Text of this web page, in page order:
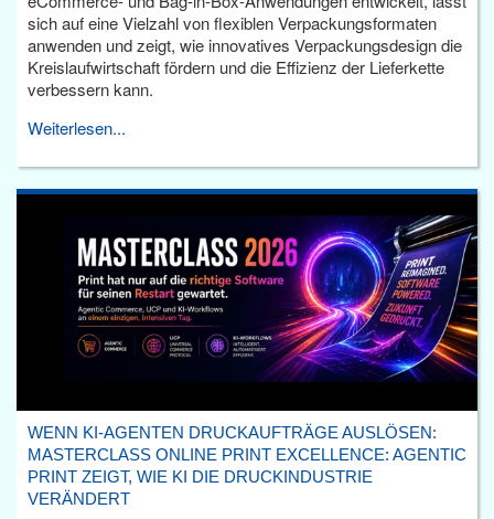
sich auf eine Vielzahl von flexiblen Verpackungsformaten
anwenden und zeigt, wie innovatives Verpackungsdesign die
Kreislaufwirtschaft fördern und die Effizienz der Lieferkette
verbessern kann.
Weiterlesen...
WENN KI-AGENTEN DRUCKAUFTRÄGE AUSLÖSEN:
MASTERCLASS ONLINE PRINT EXCELLENCE: AGENTIC
PRINT ZEIGT, WIE KI DIE DRUCKINDUSTRIE
VERÄNDERT